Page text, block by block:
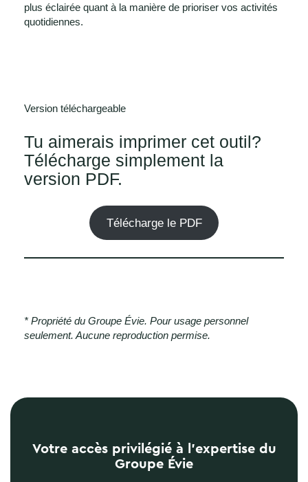
plus éclairée quant à la manière de prioriser vos activités
quotidiennes.
Version téléchargeable
Tu aimerais imprimer cet outil?
Télécharge simplement la
version PDF.
Télécharge le PDF
* Propriété du Groupe Évie. Pour usage personnel
seulement. Aucune reproduction permise.
Votre accès privilégié à l’expertise du
Groupe Évie